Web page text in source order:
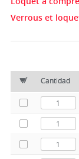
Verrous et
Cantidad